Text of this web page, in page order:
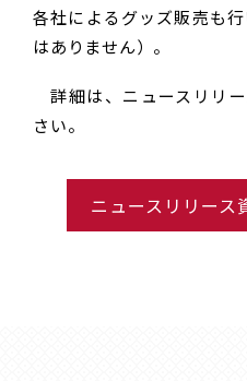
各社によるグッズ販売も
はありません）。
詳細は、ニュースリリ
さい。
ニュースリリース